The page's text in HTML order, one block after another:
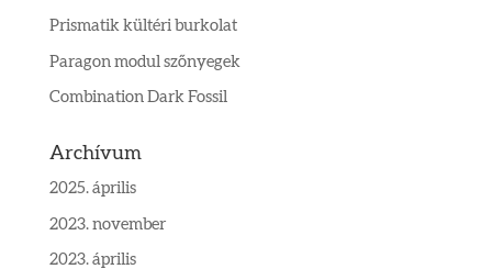
Prismatik kültéri burkolat
Paragon modul szőnyegek
Combination Dark Fossil
Archívum
2025. április
2023. november
2023. április